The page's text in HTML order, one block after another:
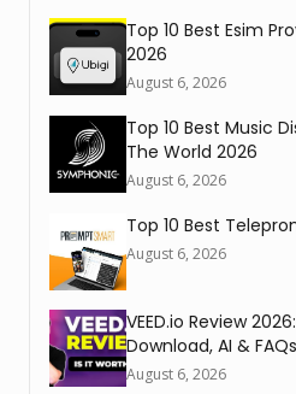
Top 10 Best Esim
2026
August 6, 2026
Top 10 Best Music
The World 2026
August 6, 2026
Top 10 Best
August 6, 2026
VEED.io Review
Download, AI & FAQs
August 6, 2026